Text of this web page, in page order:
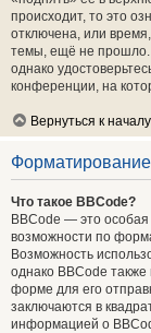
происходит, то это
отключена, или
темы, ещё не прошло.
однако
конференции, на
Вернуться к началу
Что такое BBCode?
BBCode — это
возможности по
Возможность
однако BBCode
форме для его
заключаются в
информацией о